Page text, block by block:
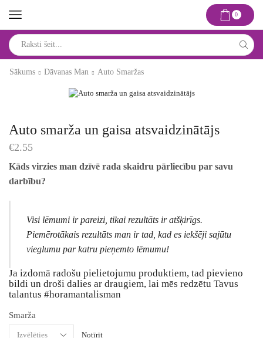
0
input
Sākums
Dāvanas Man Auto Smaržas
Auto smarža un gaisa atsvaidzinātājs
€2.55
Kāds virzies man dzīvē rada skaidru pārliecību par savu
darbību?
Visi lēmumi ir pareizi, tikai rezultāts ir atšķirīgs.
Piemērotākais rezultāts man ir tad, kad es iekšēji sajūtu
vieglumu par katru pieņemto lēmumu!
Ja izdomā radošu pielietojumu produktiem, tad pievieno
bildi un droši dalies ar draugiem, lai mēs redzētu Tavus
talantus #horamantalisman
Smarža
Notīrīt